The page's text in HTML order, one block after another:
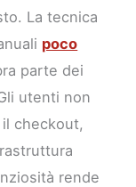
La tecnica
poco
parte dei
utenti non
checkout,
rende